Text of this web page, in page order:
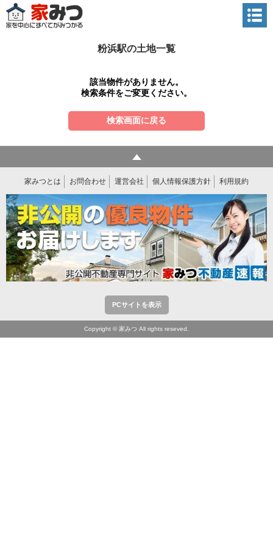
粉浜駅の土地一覧
該当物件がありません。
検索条件をご変更ください。
検索画面に戻る
家みつとは お問合わせ 運営会社 個人情報保護方針 利用規約
PCサイトを表示
Copyright © 家みつ All rights reseved.